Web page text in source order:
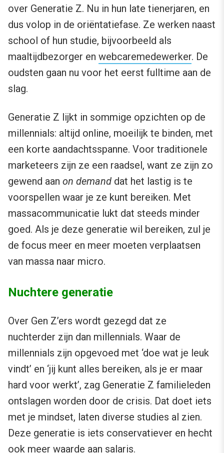
over Generatie Z. Nu in hun late tienerjaren, en
dus volop in de oriëntatiefase. Ze werken naast
school of hun studie, bijvoorbeeld als
maaltijdbezorger en webcaremedewerker. De
oudsten gaan nu voor het eerst fulltime aan de
slag.
Generatie Z lijkt in sommige opzichten op de
millennials: altijd online, moeilijk te binden, met
een korte aandachtsspanne. Voor traditionele
marketeers zijn ze een raadsel, want ze zijn zo
gewend aan on demand dat het lastig is te
voorspellen waar je ze kunt bereiken. Met
massacommunicatie lukt dat steeds minder
goed. Als je deze generatie wil bereiken, zul je
de focus meer en meer moeten verplaatsen
van massa naar micro.
Nuchtere generatie
Over Gen Z’ers wordt gezegd dat ze
nuchterder zijn dan millennials. Waar de
millennials zijn opgevoed met ‘doe wat je leuk
vindt’ en ‘jij kunt alles bereiken, als je er maar
hard voor werkt’, zag Generatie Z familieleden
ontslagen worden door de crisis. Dat doet iets
met je mindset, laten diverse studies al zien.
Deze generatie is iets conservatiever en hecht
ook meer waarde aan salaris.